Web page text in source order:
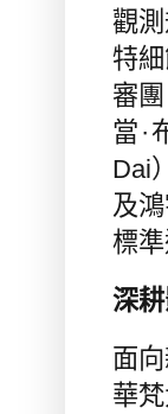
觀
特
審
當·
Dai
及
標
深
面
華